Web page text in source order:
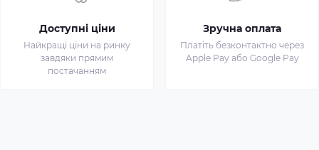
Доступні ціни
Найкращі ціни на ринку
завдяки прямим
постачанням
Зручна оплата
Платіть безконтактно через
Apple Pay або Google Pay